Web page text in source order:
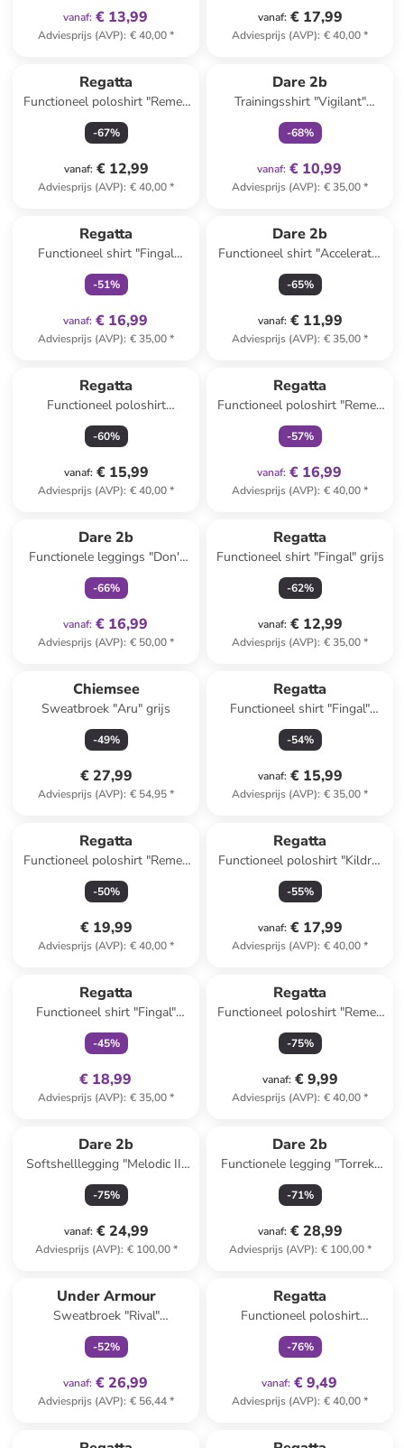
vanaf: € 13,99
Adviesprijs (AVP): € 40,00*
vanaf: € 17,99
Adviesprijs (AVP): € 40,00*
Regatta
Functioneel poloshirt "Remex
II" donkerblauw
-67%
vanaf: € 12,99
Adviesprijs (AVP): € 40,00*
Dare 2b
Trainingsshirt "Vigilant"
turquoise
-68%
vanaf: € 10,99
Adviesprijs (AVP): € 35,00*
Regatta
Functioneel shirt "Fingal
Edition" paars
-51%
vanaf: € 16,99
Adviesprijs (AVP): € 35,00*
Dare 2b
Functioneel shirt "Accelerate"
geel
-65%
vanaf: € 11,99
Adviesprijs (AVP): € 35,00*
Regatta
Functioneel poloshirt
"Maverick V" zalmroze
-60%
vanaf: € 15,99
Adviesprijs (AVP): € 40,00*
Regatta
Functioneel poloshirt "Remex
II" groen
-57%
vanaf: € 16,99
Adviesprijs (AVP): € 40,00*
Dare 2b
Functionele leggings "Don't
Sweat It" mintgroen
-66%
vanaf: € 16,99
Adviesprijs (AVP): € 50,00*
Regatta
Functioneel shirt "Fingal" grijs
-62%
vanaf: € 12,99
Adviesprijs (AVP): € 35,00*
Chiemsee
Sweatbroek "Aru" grijs
-49%
€ 27,99
Adviesprijs (AVP): € 54,95*
Regatta
Functioneel shirt "Fingal"
petrol
-54%
vanaf: € 15,99
Adviesprijs (AVP): € 35,00*
Regatta
Functioneel poloshirt "Remex
II" wit
-50%
€ 19,99
Adviesprijs (AVP): € 40,00*
Regatta
Functioneel poloshirt "Kildra"
in Rostbraun
-55%
vanaf: € 17,99
Adviesprijs (AVP): € 40,00*
Regatta
Functioneel shirt "Fingal"
mintgroen
-45%
€ 18,99
Adviesprijs (AVP): € 35,00*
Regatta
Functioneel poloshirt "Remex
II" zwart
-75%
vanaf: € 9,99
Adviesprijs (AVP): € 40,00*
Dare 2b
Softshelllegging "Melodic II"
donkerblauw
-75%
vanaf: € 24,99
Adviesprijs (AVP): € 100,00*
Dare 2b
Functionele legging "Torrek"
zwart
-71%
vanaf: € 28,99
Adviesprijs (AVP): € 100,00*
Under Armour
Sweatbroek "Rival"
donkerblauw
-52%
vanaf: € 26,99
Adviesprijs (AVP): € 56,44*
Regatta
Functioneel poloshirt
"Maverick V" turquoise
-76%
vanaf: € 9,49
Adviesprijs (AVP): € 40,00*